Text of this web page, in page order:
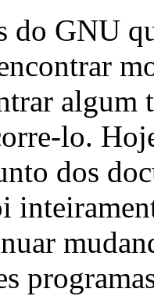
do GNU
lo.
dos